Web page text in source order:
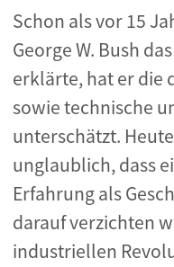
Schon als vor 15
George W. Bush
erklärte, hat er die
sowie technische
unterschätzt.
unglaublich, dass
Erfahrung als
darauf verzichten
industriellen